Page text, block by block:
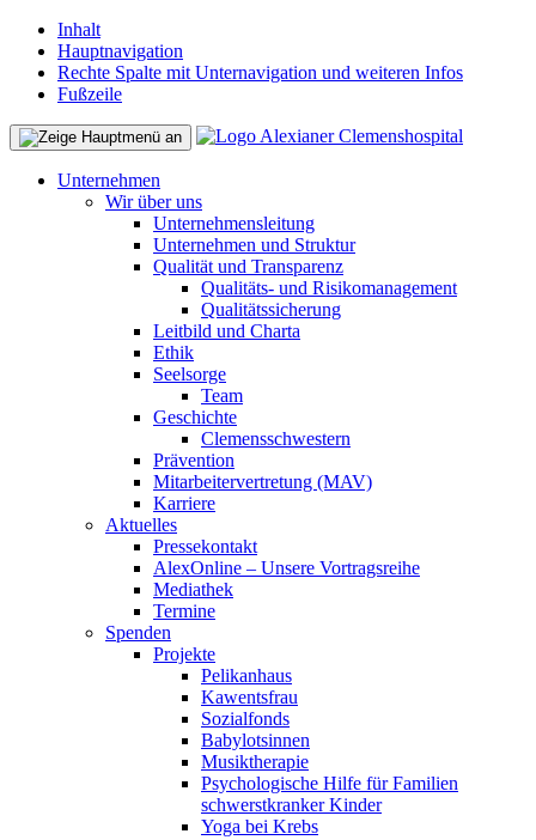
Inhalt
Hauptnavigation
Rechte Spalte mit Unternavigation und weiteren Infos
Fußzeile
Unternehmen
Wir über uns
Unternehmensleitung
Unternehmen und Struktur
Qualität und Transparenz
Qualitäts- und Risikomanagement
Qualitätssicherung
Leitbild und Charta
Ethik
Seelsorge
Team
Geschichte
Clemensschwestern
Prävention
Mitarbeitervertretung (MAV)
Karriere
Aktuelles
Pressekontakt
AlexOnline – Unsere Vortragsreihe
Mediathek
Termine
Spenden
Projekte
Pelikanhaus
Kawentsfrau
Sozialfonds
Babylotsinnen
Musiktherapie
Psychologische Hilfe für Familien
schwerstkranker Kinder
Yoga bei Krebs